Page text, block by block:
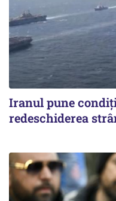
Iranul pune
redeschiderea